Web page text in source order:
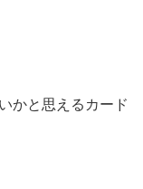
かと思えるカード